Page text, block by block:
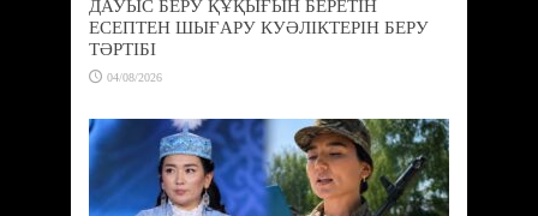
ДАУЫС БЕРУ ҚҰҚЫҒЫН БЕРЕТІН
ЕСЕПТЕН ШЫҒАРУ КУӘЛІКТЕРІН БЕРУ
ТӘРТІБІ
04/08/2026